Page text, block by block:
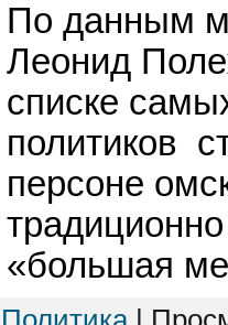
По данным
Леонид
списке
политиков
персоне
«большая